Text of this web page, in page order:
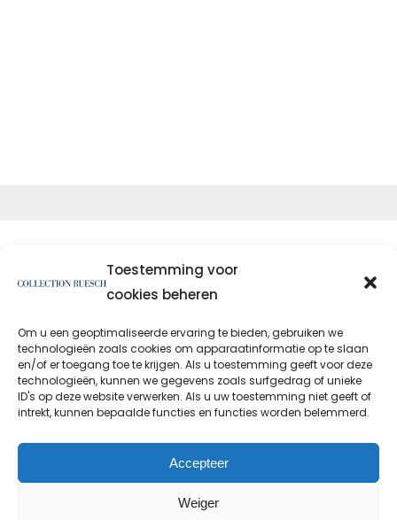
Toestemming voor
cookies beheren
Om u een geoptimaliseerde ervaring te bieden, gebruiken we
technologieën zoals cookies om apparaatinformatie op te slaan
en/of er toegang toe te krijgen. Als u toestemming geeft voor deze
technologieën, kunnen we gegevens zoals surfgedrag of unieke
ID's op deze website verwerken. Als u uw toestemming niet geeft of
intrekt, kunnen bepaalde functies en functies worden belemmerd.
Accepteer
Weiger
</artikel
Afdruk